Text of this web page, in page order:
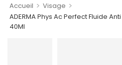
Accueil > Visage >
ADERMA Phys Ac Perfect Fluide
40Ml